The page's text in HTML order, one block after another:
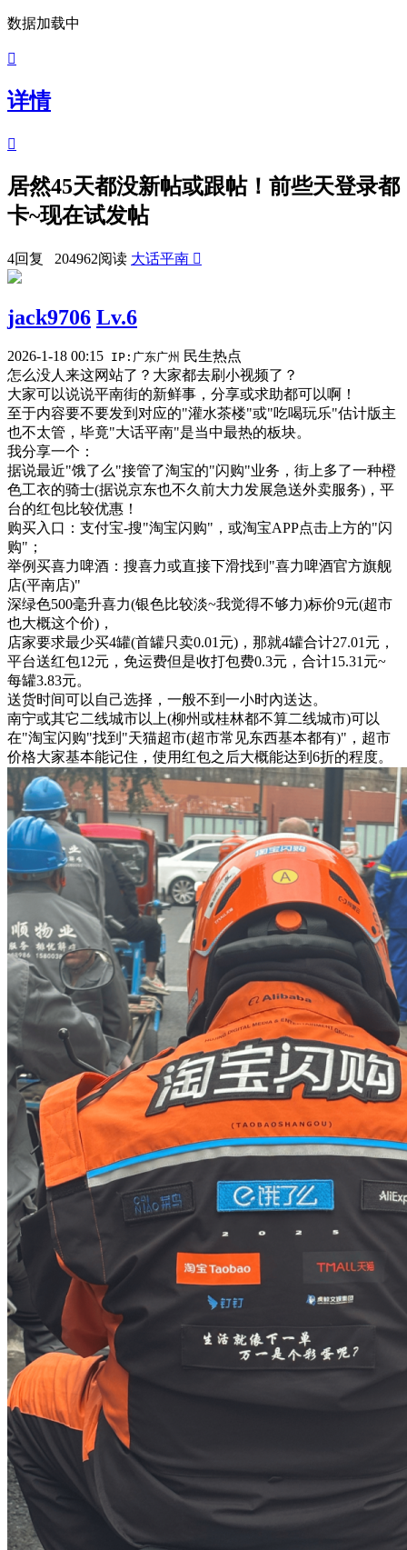
数据加载中

详情

居然45天都没新帖或跟帖！前些天登录都
卡~现在试发帖
4回复 204962阅读 大话平南 
jack9706 Lv.6
2026-1-18 00:15 IP:广东广州 民生热点
怎么没人来这网站了？大家都去刷小视频了？
大家可以说说平南街的新鲜事，分享或求助都可以啊！
至于内容要不要发到对应的"灌水茶楼"或"吃喝玩乐"估计版主
也不太管，毕竟"大话平南"是当中最热的板块。
我分享一个：
据说最近"饿了么"接管了淘宝的"闪购"业务，街上多了一种橙
色工衣的骑士(据说京东也不久前大力发展急送外卖服务)，平
台的红包比较优惠！
购买入口：支付宝-搜"淘宝闪购"，或淘宝APP点击上方的"闪
购"；
举例买喜力啤酒：搜喜力或直接下滑找到"喜力啤酒官方旗舰
店(平南店)"
深绿色500毫升喜力(银色比较淡~我觉得不够力)标价9元(超市
也大概这个价)，
店家要求最少买4罐(首罐只卖0.01元)，那就4罐合计27.01元，
平台送红包12元，免运费但是收打包费0.3元，合计15.31元~
每罐3.83元。
送货时间可以自己选择，一般不到一小时內送达。
南宁或其它二线城市以上(柳州或桂林都不算二线城市)可以
在"淘宝闪购"找到"天猫超市(超市常见东西基本都有)"，超市
价格大家基本能记住，使用红包之后大概能达到6折的程度。